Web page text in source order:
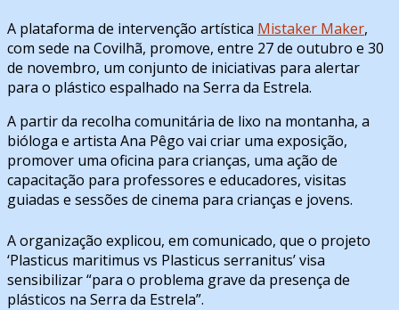
A plataforma de intervenção artística Mistaker Maker,
com sede na Covilhã, promove, entre 27 de outubro e 30
de novembro, um conjunto de iniciativas para alertar
para o plástico espalhado na Serra da Estrela.
A partir da recolha comunitária de lixo na montanha, a
bióloga e artista Ana Pêgo vai criar uma exposição,
promover uma oficina para crianças, uma ação de
capacitação para professores e educadores, visitas
guiadas e sessões de cinema para crianças e jovens.
A organização explicou, em comunicado, que o projeto
‘Plasticus maritimus vs Plasticus serranitus’ visa
sensibilizar “para o problema grave da presença de
plásticos na Serra da Estrela”.